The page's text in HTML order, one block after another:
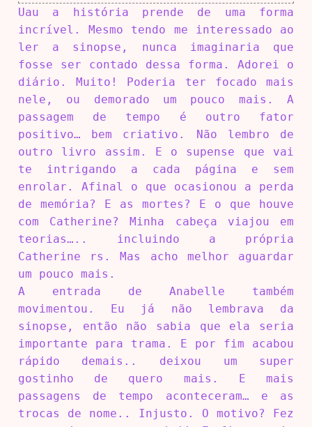
Uau a história prende de uma forma
incrível. Mesmo tendo me interessado ao
ler a sinopse, nunca imaginaria que
fosse ser contado dessa forma. Adorei o
diário. Muito! Poderia ter focado mais
nele, ou demorado um pouco mais. A
passagem de tempo é outro fator
positivo… bem criativo. Não lembro de
outro livro assim. E o supense que vai
te intrigando a cada página e sem
enrolar. Afinal o que ocasionou a perda
de memória? E as mortes? E o que houve
com Catherine? Minha cabeça viajou em
teorias….. incluindo a própria
Catherine rs. Mas acho melhor aguardar
um pouco mais.
A entrada de Anabelle também
movimentou. Eu já não lembrava da
sinopse, então não sabia que ela seria
importante para trama. E por fim acabou
rápido demais.. deixou um super
gostinho de quero mais. E mais
passagens de tempo aconteceram… e as
trocas de nome.. Injusto. O motivo? Fez